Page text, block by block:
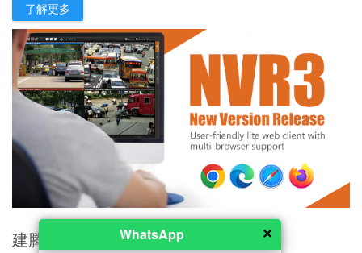
了解更多
建腾创达科技股份有限公司 ✕
WhatsApp